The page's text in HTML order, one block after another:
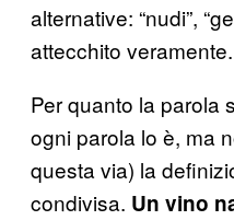
alternative: “nudi”,
attecchito veramente.
Per quanto la parola
ogni parola lo è, ma
questa via) la
condivisa. Un vino